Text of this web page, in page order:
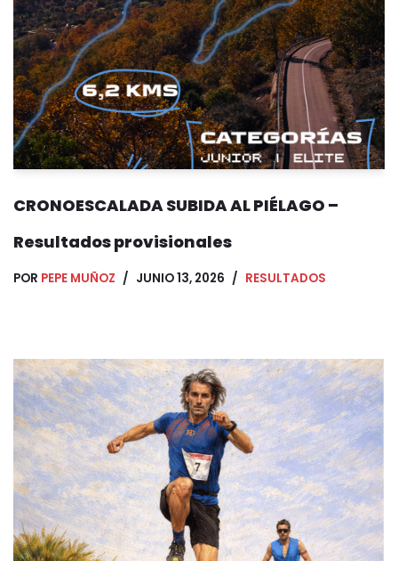
CRONOESCALADA SUBIDA AL PIÉLAGO –
Resultados provisionales
POR PEPE MUÑOZ JUNIO 13, 2026 RESULTADOS